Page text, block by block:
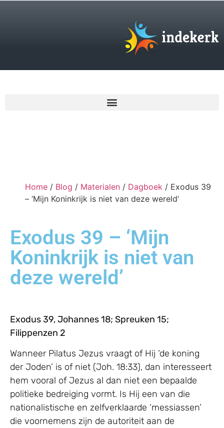
Home / Blog / Materialen / Dagboek / Exodus 39
– ‘Mijn Koninkrijk is niet van deze wereld’
Exodus 39 – ‘Mijn
Koninkrijk is niet van
deze wereld’
Exodus 39, Johannes 18; Spreuken 15;
Filippenzen 2
Wanneer Pilatus Jezus vraagt of Hij ‘de koning
der Joden’ is of niet (Joh. 18:33), dan interesseert
hem vooral of Jezus al dan niet een bepaalde
politieke bedreiging vormt. Is Hij een van die
nationalistische en zelfverklaarde ‘messiassen’
die voornemens zijn de autoriteit aan de